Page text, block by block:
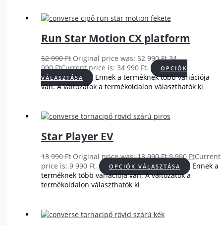
Run Star Motion CX platform
52 990Ft Original price was: 52 990 Ft.34
990FtCurrent price is: 34 990 Ft.
OPCIÓK
VÁLASZTÁSA
Ennek a terméknek több variációja
van. A változatok a termékoldalon választhatók ki
Star Player EV
13 990Ft Original price was: 13 990 Ft.9 990 FtCurrent
price is: 9 990 Ft.
OPCIÓK VÁLASZTÁSA
Ennek a
terméknek több variációja van. A változatok a
termékoldalon választhatók ki